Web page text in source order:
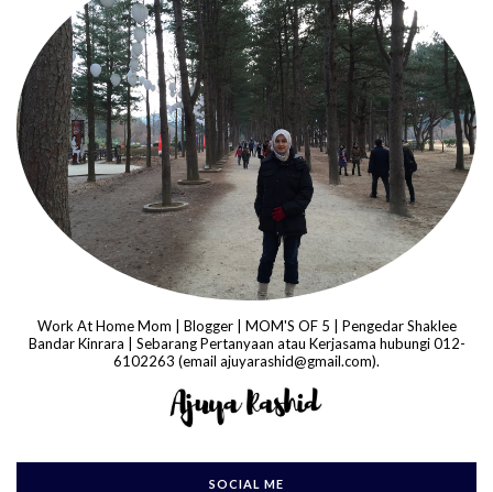
Work At Home Mom | Blogger | MOM'S OF 5 | Pengedar Shaklee
Bandar Kinrara | Sebarang Pertanyaan atau Kerjasama hubungi 012-
6102263 (email ajuyarashid@gmail.com).
SOCIAL ME